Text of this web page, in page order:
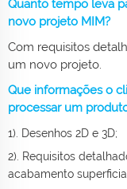
Quanto tempo leva
novo projeto MIM?
Com requisitos
um novo projeto.
Que informações o
processar um
1). Desenhos 2D e 3D;
2). Requisitos
acabamento